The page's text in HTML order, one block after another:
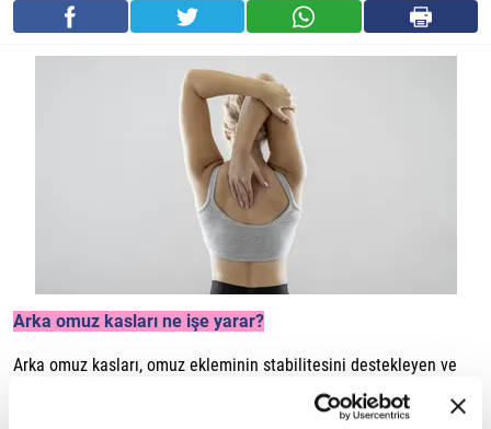
Arka omuz kasları ne işe yarar?
Arka omuz kasları, omuz ekleminin stabilitesini destekleyen ve
kolun geriye doğru hareketlerinde görev alan kas gruplarındandır.